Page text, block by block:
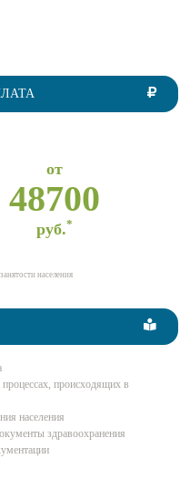
от
48700
руб.*
населения
происходящих в
населения
здравоохранения